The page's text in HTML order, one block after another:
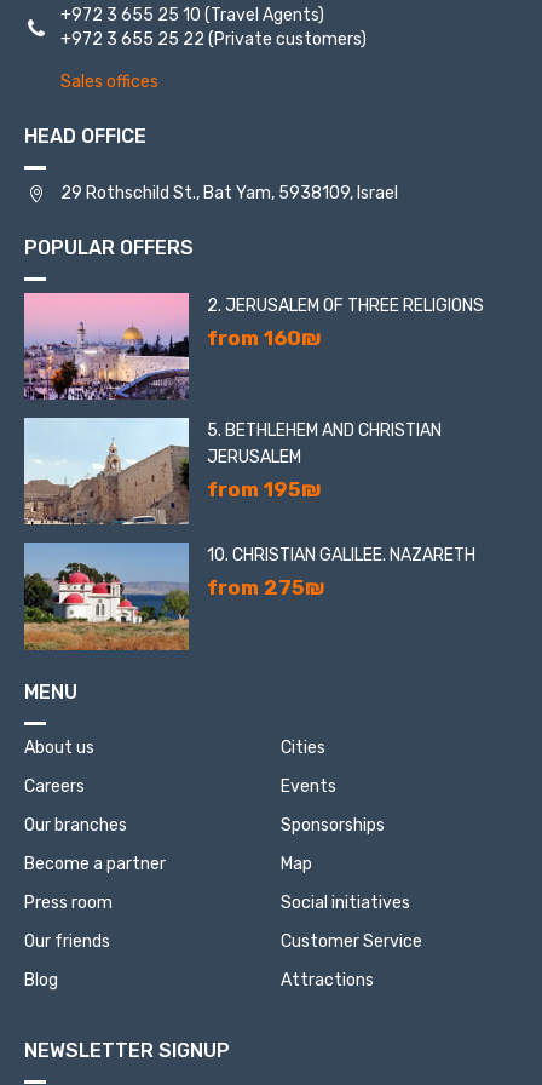
to this day ..
+972 3 655 25 10 (Travel Agents)
+972 3 655 25 22 (Private customers)
Sales offices
HEAD OFFICE
29 Rothschild St., Bat Yam, 5938109, Israel
POPULAR OFFERS
2. JERUSALEM OF THREE RELIGIONS
from 160₪
5. BETHLEHEM AND CHRISTIAN
JERUSALEM
from 195₪
10. CHRISTIAN GALILEE. NAZARETH
from 275₪
MENU
About us
Careers
Our branches
Become a partner
Press room
Our friends
Blog
Cities
Events
Sponsorships
Map
Social initiatives
Customer Service
Attractions
NEWSLETTER SIGNUP